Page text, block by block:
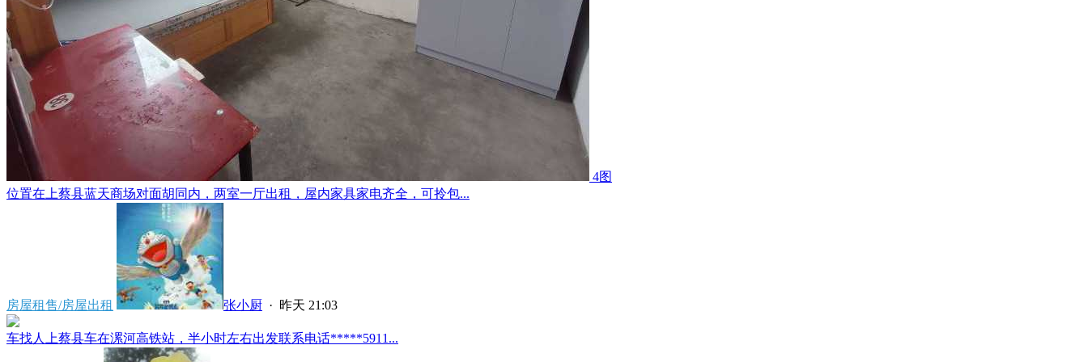
4图
位置在上蔡县蓝天商场对面胡同内，两室一厅出租，屋内家具家电齐全，可拎包...
房屋租售/房屋出租 张小厨 · 昨天 21:03
车找人上蔡县车在漯河高铁站，半小时左右出发联系电话*****5911...